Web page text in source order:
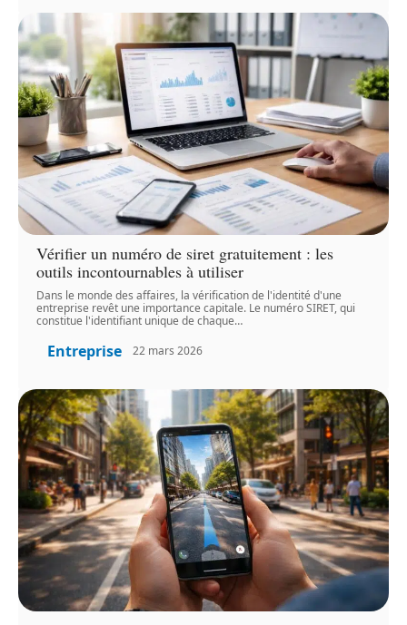
Vérifier un numéro de siret gratuitement : les
outils incontournables à utiliser
Dans le monde des affaires, la vérification de l'identité d'une
entreprise revêt une importance capitale. Le numéro SIRET, qui
constitue l'identifiant unique de chaque…
Entreprise 22 mars 2026